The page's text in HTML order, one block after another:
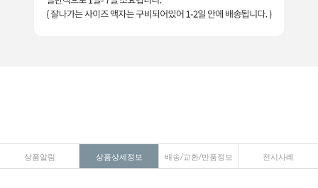
상품알림 상품상세정보 배송/교환/반품정보 전시사례